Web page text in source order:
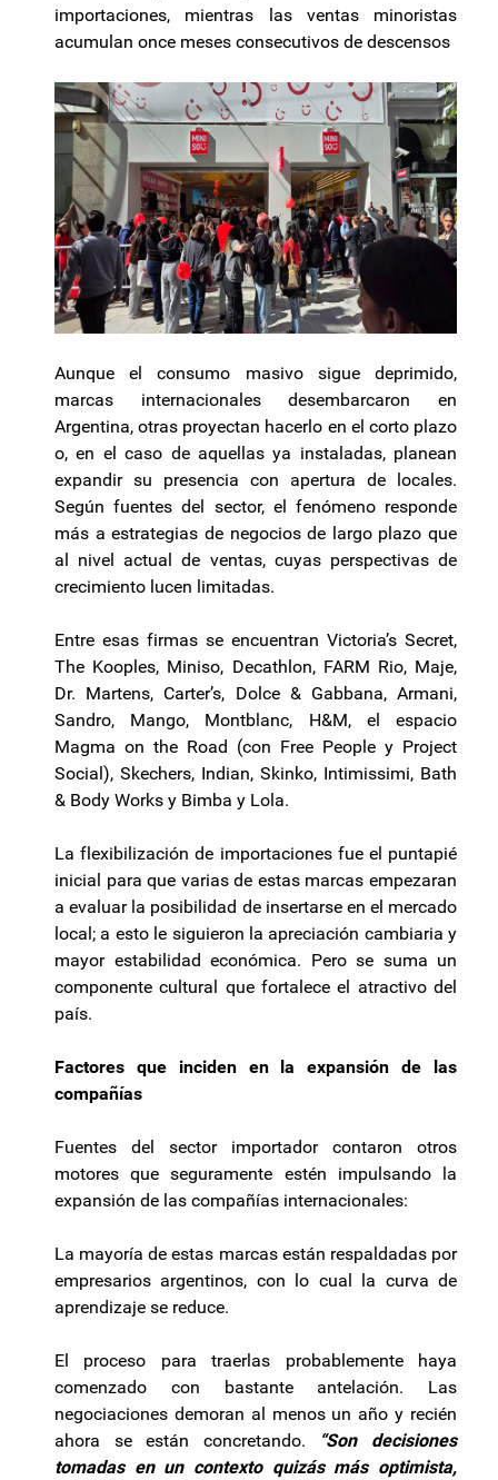
importaciones, mientras las ventas minoristas
acumulan once meses consecutivos de descensos
Aunque el consumo masivo sigue deprimido,
marcas internacionales desembarcaron en
Argentina, otras proyectan hacerlo en el corto plazo
o, en el caso de aquellas ya instaladas, planean
expandir su presencia con apertura de locales.
Según fuentes del sector, el fenómeno responde
más a estrategias de negocios de largo plazo que
al nivel actual de ventas, cuyas perspectivas de
crecimiento lucen limitadas.
Entre esas firmas se encuentran Victoria’s Secret,
The Kooples, Miniso, Decathlon, FARM Rio, Maje,
Dr. Martens, Carter’s, Dolce & Gabbana, Armani,
Sandro, Mango, Montblanc, H&M, el espacio
Magma on the Road (con Free People y Project
Social), Skechers, Indian, Skinko, Intimissimi, Bath
& Body Works y Bimba y Lola.
La flexibilización de importaciones fue el puntapié
inicial para que varias de estas marcas empezaran
a evaluar la posibilidad de insertarse en el mercado
local; a esto le siguieron la apreciación cambiaria y
mayor estabilidad económica. Pero se suma un
componente cultural que fortalece el atractivo del
país.
Factores que inciden en la expansión de las
compañías
Fuentes del sector importador contaron otros
motores que seguramente estén impulsando la
expansión de las compañías internacionales:
La mayoría de estas marcas están respaldadas por
empresarios argentinos, con lo cual la curva de
aprendizaje se reduce.
El proceso para traerlas probablemente haya
comenzado con bastante antelación. Las
negociaciones demoran al menos un año y recién
ahora se están concretando.
“Son decisiones
tomadas en un contexto quizás más optimista,